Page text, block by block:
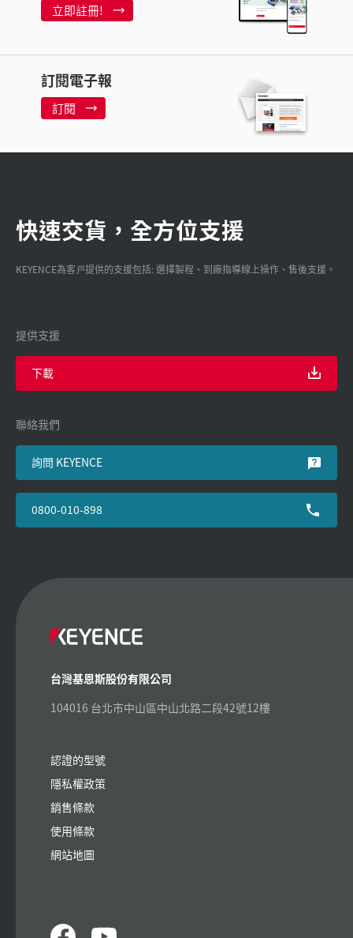
立即註冊!
訂閱電子報
訂閱
快速交貨，全方位支援
KEYENCE為客戸提供的支援包括: 選擇製程、到廠指導線上操作、售後支援。
提供支援
下載
聯絡我們
詢問 KEYENCE
0800-010-898
台灣基恩斯股份有限公司
104016 台北市中山區中山北路二段42號12樓
認證的型號
隱私權政策
銷售條款
使用條款
網站地圖